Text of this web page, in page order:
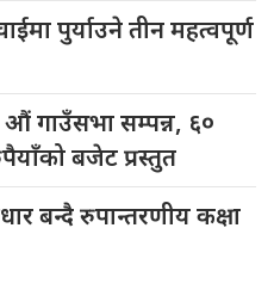
पुर्याउने तीन महत्वपूर्ण
औं गाउँसभा सम्पन्न, ६०
बजेट प्रस्तुत
बन्दै रुपान्तरणीय कक्षा